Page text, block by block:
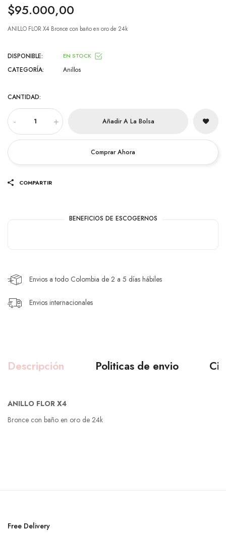
$95.000,00
ANILLO FLOR X4 Bronce con baño en oro de 24k
DISPONIBLE: EN STOCK
CATEGORÍA: Anillos
CANTIDAD:
- + Añadir A La Bolsa
Comprar Ahora
COMPARTIR
BENEFICIOS DE ESCOGERNOS
Envios a todo Colombia de 2 a 5 días hábiles
Envios internacionales
Descripción Politicas de envio
ANILLO FLOR X4
Bronce con baño en oro de 24k
Free Delivery